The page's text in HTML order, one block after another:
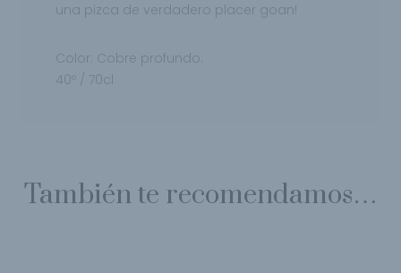
una pizca de verdadero placer goan!
Color: Cobre profundo.
40º / 70cl
También te recomendamos…